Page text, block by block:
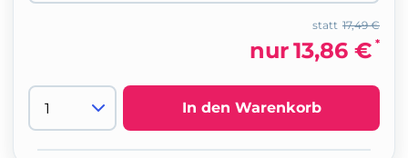
17,49 €
statt
nur13,86 € *
In den Warenkorb